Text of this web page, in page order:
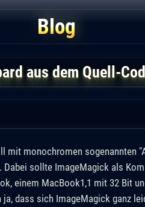
Blog
aus dem Quell-
mit monochromen sogenannten
Dabei sollte ImageMagick als
einem MacBook1,1 mit 32 Bit
dass sich ImageMagick ganz